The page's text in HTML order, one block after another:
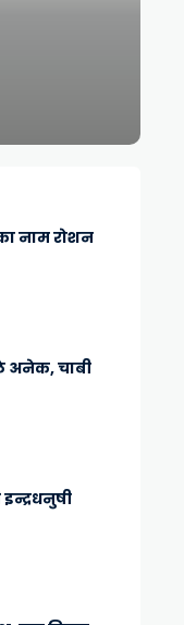
नाम रोशन
अनेक, चाबी